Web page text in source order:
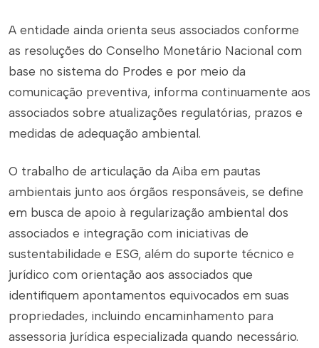
A entidade ainda orienta seus associados conforme
as resoluções do Conselho Monetário Nacional com
base no sistema do Prodes e por meio da
comunicação preventiva, informa continuamente aos
associados sobre atualizações regulatórias, prazos e
medidas de adequação ambiental.
O trabalho de articulação da Aiba em pautas
ambientais junto aos órgãos responsáveis, se define
em busca de apoio à regularização ambiental dos
associados e integração com iniciativas de
sustentabilidade e ESG, além do suporte técnico e
jurídico com orientação aos associados que
identifiquem apontamentos equivocados em suas
propriedades, incluindo encaminhamento para
assessoria jurídica especializada quando necessário.